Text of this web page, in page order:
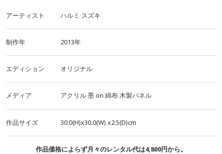
アーティスト ハルミ スズキ
制作年 2013年
エディション オリジナル
メディア アクリル墨on 綿布木製パネル
作品サイズ 30.0(H)x30.0(W) x2.5(D)cm
作品価格によらず月々のレンタル代は4,800円から。